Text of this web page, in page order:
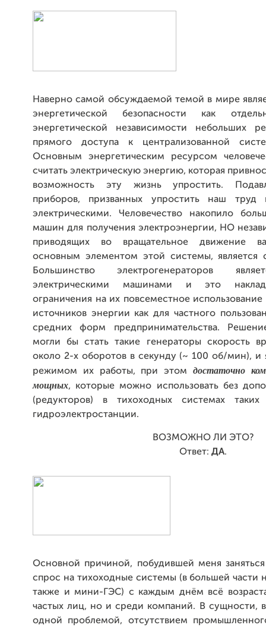
Наверно самой обсуждаемой темой в мире
энергетической безопасности как
энергетической независимости небольших
прямого доступа к централизованной
Основным энергетическим ресурсом
считать электрическую энергию, которая
возможность эту жизнь упростить.
приборов, призванных упростить наш
электрическими. Человечество накопило
машин для получения электроэнергии, НО
приводящих во вращательное движение
основным элементом этой системы, является
Большинство электрогенераторов
электрическими машинами и это
ограничения на их повсеместное использование
источников энергии как для частного
средних форм предпринимательства.
могли бы стать такие генераторы скорость
около 2-х оборотов в секунду (~ 100 об/мин), и
режимом их работы, при этом достаточно
мощных, которые можно использовать без
(редукторов) в тихоходных системах
гидроэлектростанции.
ВОЗМОЖНО ЛИ ЭТО?
Ответ: ДА.
Основной причиной, побудившей меня
спрос на тихоходные системы (в большей части
также и мини-ГЭС) с каждым днём всё
частых лиц, но и среди компаний. В сущности,
одной проблемой, отсутствием